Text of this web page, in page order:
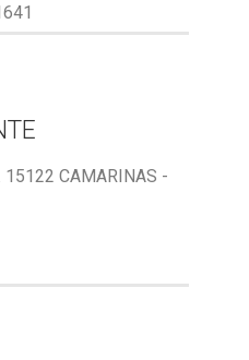
15122 CAMARINAS -